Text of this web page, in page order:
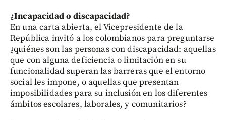
¿Incapacidad o discapacidad?
En una carta abierta, el Vicepresidente de la
República invitó a los colombianos para preguntarse
¿quiénes son las personas con discapacidad: aquellas
que con alguna deficiencia o limitación en su
funcionalidad superan las barreras que el entorno
social les impone, o aquellas que presentan
imposibilidades para su inclusión en los diferentes
ámbitos escolares, laborales, y comunitarios?